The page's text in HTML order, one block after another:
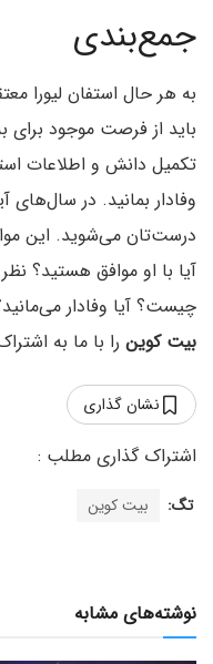
جمع‌بندی
به هر حال استفان لیورا
باید از فرصت موجود
تکمیل دانش و اطلاعات
وفادار بمانید. در سال‌های
درست‌تان می‌شوید. این
آیا با او موافق هستید؟
چیست؟ آیا وفادار
بیت کوین را با ما به
نشان گذاری
تگ: بیت کوین
نوشته‌های مشابه